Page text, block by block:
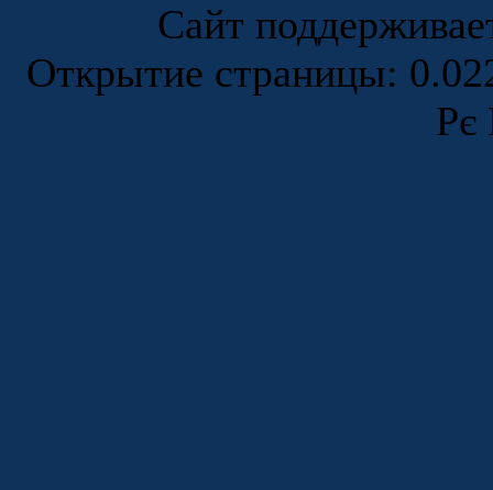
Сайт
Открытие страницы:
Рє